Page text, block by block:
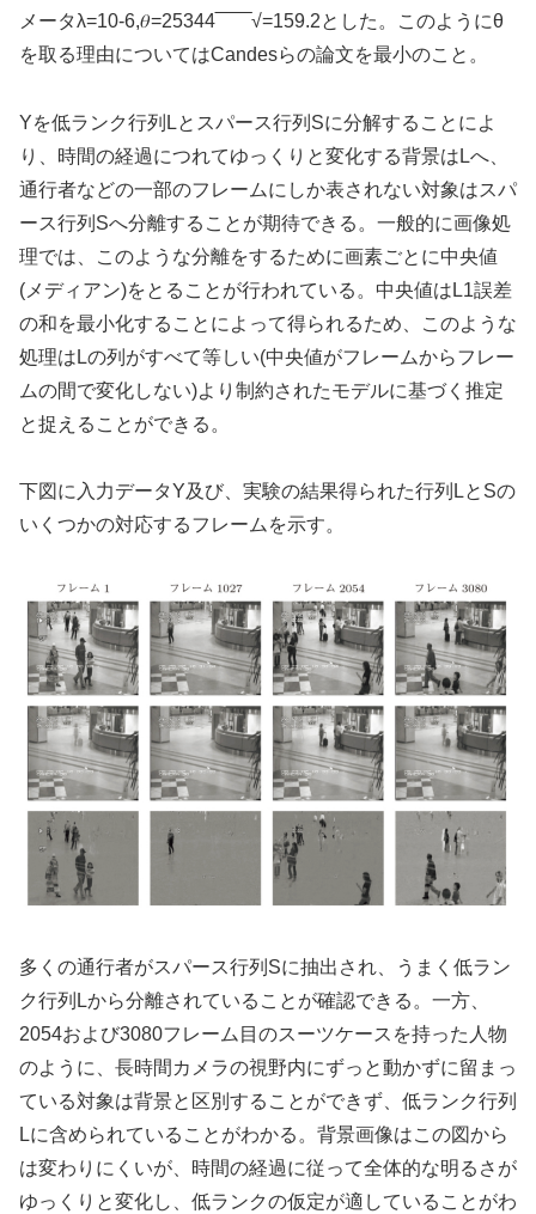
メータλ=10-6,𝜃=25344 ‾‾‾‾‾‾√=159.2とした。このようにθ
を取る理由についてはCandesらの論文を最小のこと。
Yを低ランク行列Lとスパース行列Sに分解することによ
り、時間の経過につれてゆっくりと変化する背景はLへ、
通行者などの一部のフレームにしか表されない対象はスパ
ース行列Sへ分離することが期待できる。一般的に画像処
理では、このような分離をするために画素ごとに中央値
(メディアン)をとることが行われている。中央値はL1誤差
の和を最小化することによって得られるため、このような
処理はLの列がすべて等しい(中央値がフレームからフレー
ムの間で変化しない)より制約されたモデルに基づく推定
と捉えることができる。
下図に入力データY及び、実験の結果得られた行列LとSの
いくつかの対応するフレームを示す。
多くの通行者がスパース行列Sに抽出され、うまく低ラン
ク行列Lから分離されていることが確認できる。一方、
2054および3080フレーム目のスーツケースを持った人物
のように、長時間カメラの視野内にずっと動かずに留まっ
ている対象は背景と区別することができず、低ランク行列
Lに含められていることがわかる。背景画像はこの図から
は変わりにくいが、時間の経過に従って全体的な明るさが
ゆっくりと変化し、低ランクの仮定が適していることがわ